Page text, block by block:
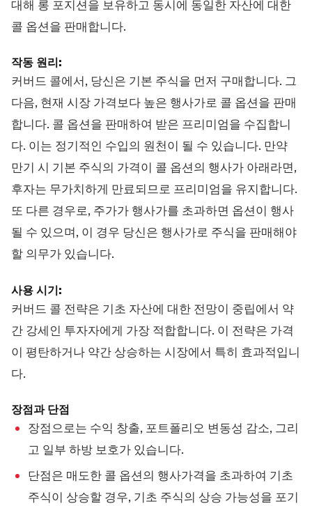
대해 롱 포지션을 보유하고 동시에 동일한 자산에 대한
콜 옵션을 판매합니다.
작동 원리:
커버드 콜에서, 당신은 기본 주식을 먼저 구매합니다. 그
다음, 현재 시장 가격보다 높은 행사가로 콜 옵션을 판매
합니다. 콜 옵션을 판매하여 받은 프리미엄을 수집합니
다. 이는 정기적인 수입의 원천이 될 수 있습니다. 만약
만기 시 기본 주식의 가격이 콜 옵션의 행사가 아래라면,
후자는 무가치하게 만료되므로 프리미엄을 유지합니다.
또 다른 경우로, 주가가 행사가를 초과하면 옵션이 행사
될 수 있으며, 이 경우 당신은 행사가로 주식을 판매해야
할 의무가 있습니다.
사용 시기:
커버드 콜 전략은 기초 자산에 대한 전망이 중립에서 약
간 강세인 투자자에게 가장 적합합니다. 이 전략은 가격
이 평탄하거나 약간 상승하는 시장에서 특히 효과적입니
다.
장점과 단점
장점으로는 수익 창출, 포트폴리오 변동성 감소, 그리
고 일부 하방 보호가 있습니다.
단점은 매도한 콜 옵션의 행사가격을 초과하여 기초
주식이 상승할 경우, 기초 주식의 상승 가능성을 포기